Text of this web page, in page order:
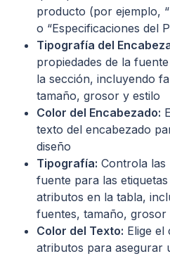
producto (por ejemplo,
o “Especificaciones del
Tipografía del
propiedades de la
la sección, incluyendo
tamaño, grosor y estilo
Color del Encabezado:
texto del encabezado
diseño
Tipografía: Controla las
fuente para las
atributos en la tabla,
fuentes, tamaño, grosor
Color del Texto: Elige
atributos para asegurar